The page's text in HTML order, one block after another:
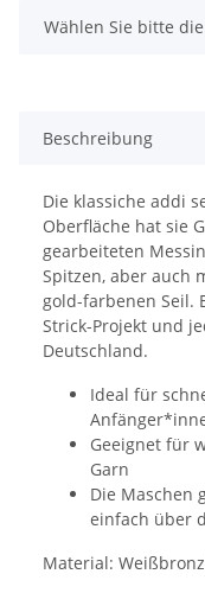
x
Wählen Sie bitte
Beschreibung
Die klassiche addi
Oberfläche hat sie
gearbeiteten
Spitzen, aber auch
gold-farbenen Seil.
Strick-Projekt und
Deutschland.
Ideal für
Geeignet für
Garn
Die Maschen
einfach über
Material: